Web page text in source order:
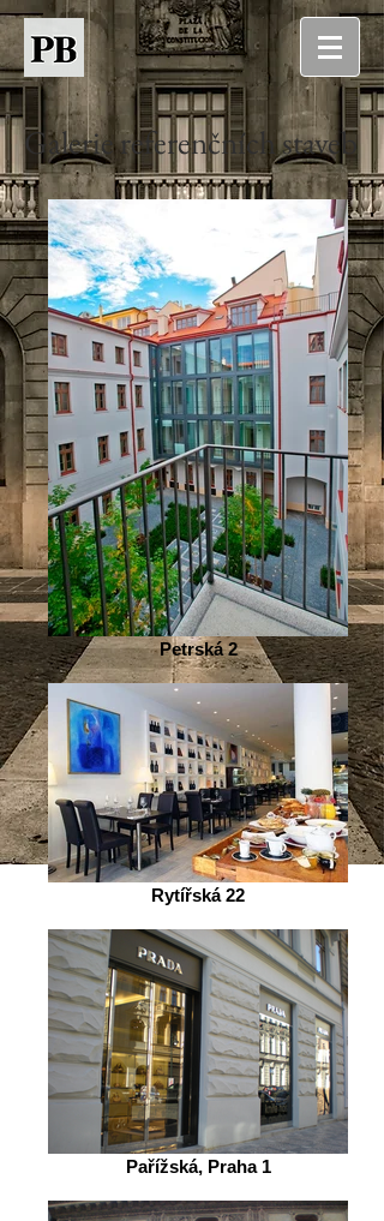
Galerie referenčních staveb
Petrská 2
Rytířská 22
Pařížská, Praha 1